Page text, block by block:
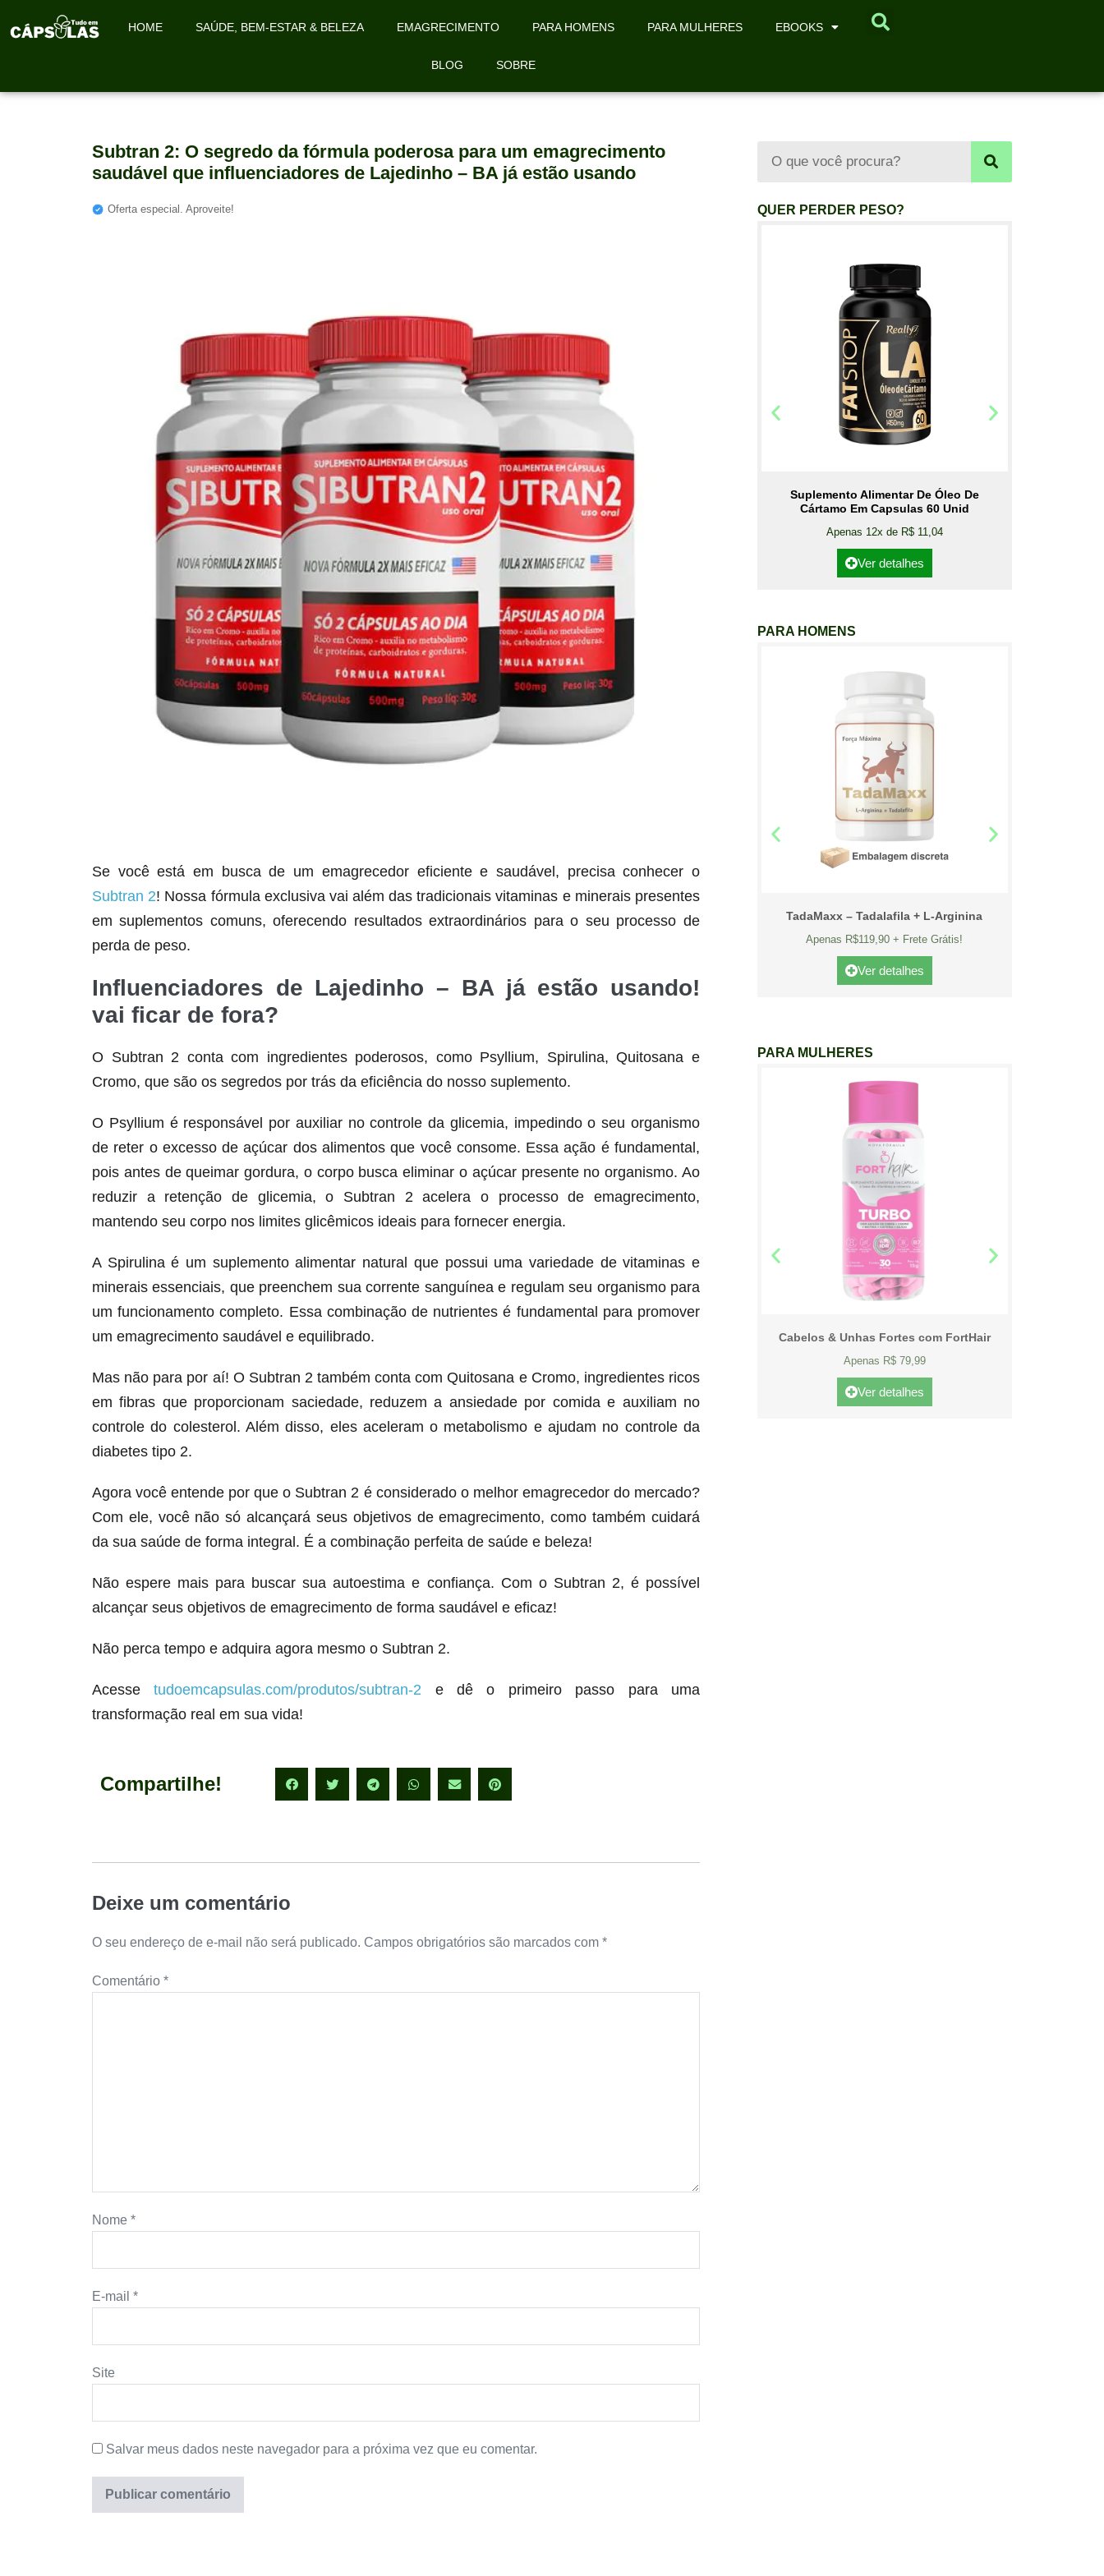
HOME SAÚDE, BEM-ESTAR & BELEZA EMAGRECIMENTO PARA HOMENS PARA MULHERES EBOOKS
BLOG SOBRE
Subtran 2: O segredo da fórmula poderosa para um emagrecimento
saudável que influenciadores de Lajedinho – BA já estão usando
Oferta especial. Aproveite!
Se você está em busca de um emagrecedor eficiente e saudável, precisa conhecer o
Subtran 2! Nossa fórmula exclusiva vai além das tradicionais vitaminas e minerais presentes
em suplementos comuns, oferecendo resultados extraordinários para o seu processo de
perda de peso.
Influenciadores de Lajedinho – BA já estão usando!
vai ficar de fora?
O Subtran 2 conta com ingredientes poderosos, como Psyllium, Spirulina, Quitosana e
Cromo, que são os segredos por trás da eficiência do nosso suplemento.
O Psyllium é responsável por auxiliar no controle da glicemia, impedindo o seu organismo
de reter o excesso de açúcar dos alimentos que você consome. Essa ação é fundamental,
pois antes de queimar gordura, o corpo busca eliminar o açúcar presente no organismo. Ao
reduzir a retenção de glicemia, o Subtran 2 acelera o processo de emagrecimento,
mantendo seu corpo nos limites glicêmicos ideais para fornecer energia.
A Spirulina é um suplemento alimentar natural que possui uma variedade de vitaminas e
minerais essenciais, que preenchem sua corrente sanguínea e regulam seu organismo para
um funcionamento completo. Essa combinação de nutrientes é fundamental para promover
um emagrecimento saudável e equilibrado.
Mas não para por aí! O Subtran 2 também conta com Quitosana e Cromo, ingredientes ricos
em fibras que proporcionam saciedade, reduzem a ansiedade por comida e auxiliam no
controle do colesterol. Além disso, eles aceleram o metabolismo e ajudam no controle da
diabetes tipo 2.
Agora você entende por que o Subtran 2 é considerado o melhor emagrecedor do mercado?
Com ele, você não só alcançará seus objetivos de emagrecimento, como também cuidará
da sua saúde de forma integral. É a combinação perfeita de saúde e beleza!
Não espere mais para buscar sua autoestima e confiança. Com o Subtran 2, é possível
alcançar seus objetivos de emagrecimento de forma saudável e eficaz!
Não perca tempo e adquira agora mesmo o Subtran 2.
Acessetudoemcapsulas.com/produtos/subtran-2 e dê o primeiro passo para uma
transformação real em sua vida!
Compartilhe!
Deixe um comentário
O seu endereço de e-mail não será publicado. Campos obrigatórios são marcados com *
Comentário *
Nome *
E-mail *
Site
Salvar meus dados neste navegador para a próxima vez que eu comentar.
QUER PERDER PESO?
Seca Já Detox – O Fim da gordura
localizada
Apenas 12x de R$19,78
Ver detalhes
Suplemento Alimentar De Óleo De
Cártamo Em Capsulas 60 Unid
Apenas 12x de R$ 11,04
Ver detalhes
PARA HOMENS
Seca Já Detox – O Fim da gordura
localizada
Ver detalhes
TadaMaxx – Tadalafila + L-Arginina
Apenas R$119,90 + Frete Grátis!
Ver detalhes
PARA MULHERES
Cabelos & Unhas Fortes com FortHair
Apenas R$ 79,99
Ver detalhes